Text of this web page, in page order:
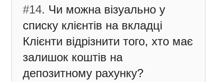
#14. Чи можна візуально у
списку клієнтів на вкладці
Клієнти відрізнити того, хто має
залишок коштів на
депозитному рахунку?